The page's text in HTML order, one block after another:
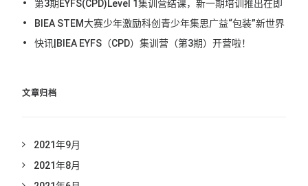
第3期EYFS(CPD)Level 1集训营结课，新一期培训推出在即
BIEA STEM大赛少年激励科创青少年集思广益“包装”新世界
快讯|BIEA EYFS（CPD）集训营（第3期）开营啦！
文章归档
2021年9月
2021年8月